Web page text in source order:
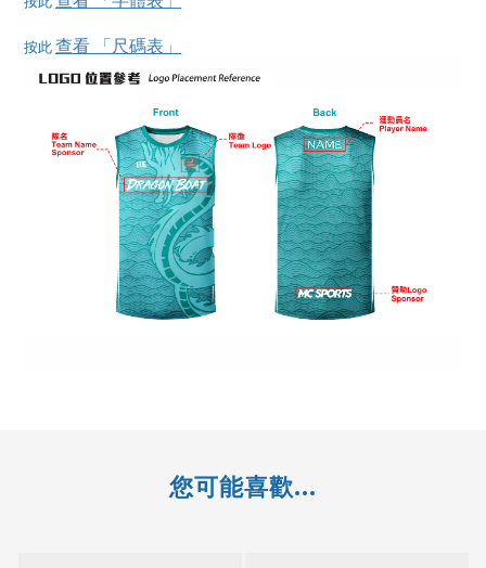
按此查看 「尺碼表」
您可能喜歡...